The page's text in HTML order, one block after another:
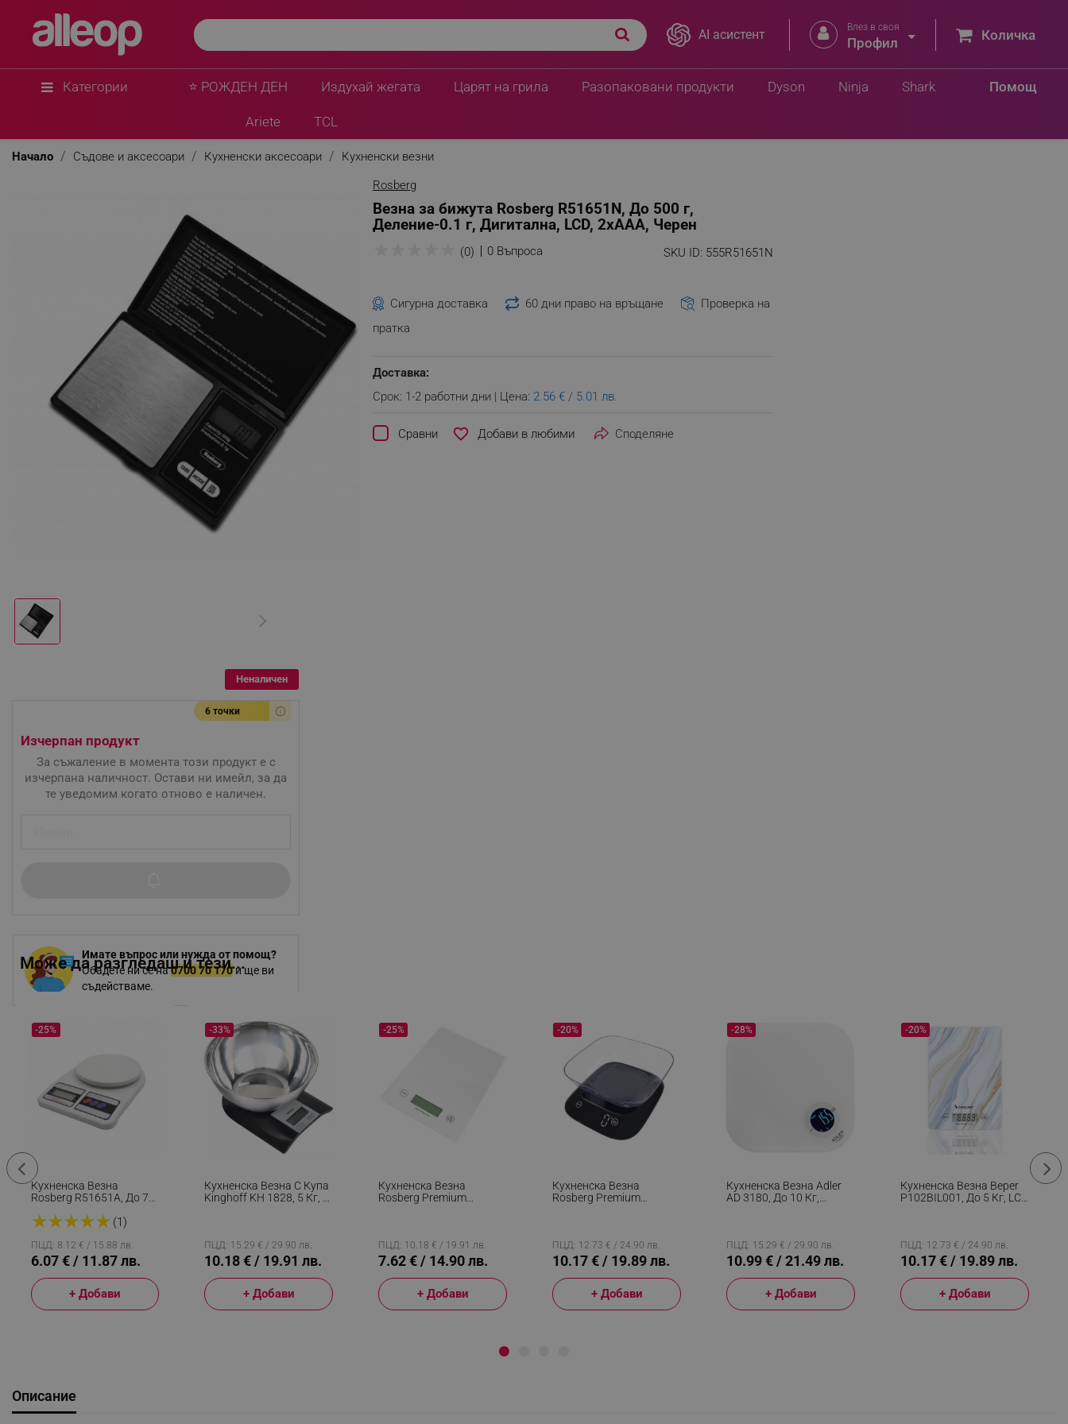
AI асистент  Влез в своя
Профил  Количка
Категории ⭐ РОЖДЕН ДЕН Издухай жегата Царят на грила Разопаковани продукти Помощ
Dyson Ninja Shark
Ariete TCL
Начало Съдове и аксесоари Кухненски аксесоари
Кухненски везни
Rosberg
Везна за бижута Rosberg R51651N, До 500 г,
Деление-0.1 г, Дигитална, LCD, 2xAAA, Черен
SKU ID: 555R51651N
(0) 0 Въпроса
Сигурна доставка 60 дни право на връщане
Проверка на
пратка
Доставка:
Срок: 1-2 работни дни | Цена: 2.56 € / 5.01 лв.
Сравни favorite_border Споделяне
Неналичен
6 точки
Имате въпрос или нужда от помощ?
Обадете ни се на0700 70 170и ще ви
съдействаме.
Изчерпан продукт
За съжаление в момента този продукт е с
изчерпана наличност. Остави ни имейл, за да
те уведомим когато отново е наличен.
Може да разгледаш и тези...
Кухненска Везна
Rosberg R51651A, До 7
Тара, Бял
★★★★★ (1)
-25%
ПЦД: 8.12 € / 15.88 лв.
6.07 € / 11.87 лв.
+ Добави
Кухненска Везна С Купа
Kinghoff KH 1828, 5 Кг, 2
-33%
ПЦД: 15.29 € / 29.90 лв.
10.18 € / 19.91 лв.
+ Добави
Кухненска Везна
Rosberg Premium
-25%
ПЦД: 10.18 € / 19.91 лв.
7.62 € / 14.90 лв.
+ Добави
Кухненска Везна
Rosberg Premium
-20%
ПЦД: 12.73 € / 24.90 лв.
10.17 € / 19.89 лв.
+ Добави
Кухненска Везна Adler
AD 3180, До 10 Кг,
-28%
ПЦД: 15.29 € / 29.90 лв.
10.99 € / 21.49 лв.
+ Добави
Кухненска Везна Beper
P102BIL001, До 5 Кг, LCD
Стъкло, Мрамор
-20%
ПЦД: 12.73 € / 24.90 лв.
10.17 € / 19.89 лв.
+ Добави
Описание